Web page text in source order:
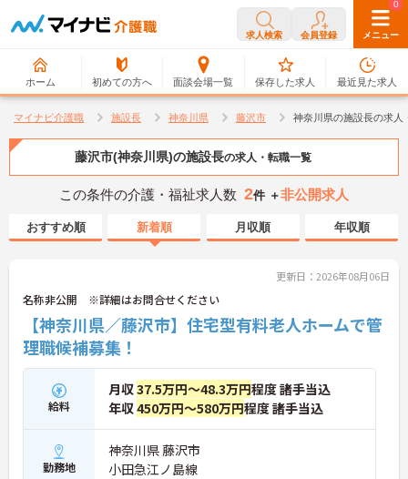
求人検索 会員登録 メニュー
ホーム 初めての方へ 面談会場一覧
0
保存した求人
0
最近見た求人
マイナビ介護職 施設長 神奈川県 藤沢市 神奈川県の施設長の求人
藤沢市(神奈川県)の施設長の求人・転職一覧
この条件の介護・福祉求人数 2件 ＋非公開求人
おすすめ順 新着順 月収順 年収順
更新日：2026年08月06日
名称非公開 ※詳細はお問合せください
【神奈川県／藤沢市】住宅型有料老人ホームで管
理職候補募集！
給料
月収37.5万円～48.3万円程度 諸手当込
年収450万円～580万円程度 諸手当込
勤務地
神奈川県 藤沢市
小田急江ノ島線